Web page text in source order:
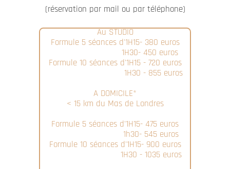
(réservation par mail ou par téléphone)
Au STUDIO
Formule 5 séances d'1H15- 380 euros
1H30- 450 euros
Formule 10 séances d'1H15 - 720 euros
1H30 - 855 euros
A DOMICILE*
< 15 km du Mas de Londres
Formule 5 séances d'1H15- 475 euros
1h30- 545 euros
Formule 10 séances d'1H15- 900 euros
1H30 - 1035 euros